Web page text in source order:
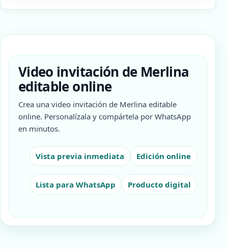
Video invitación de Merlina
editable online
Crea una video invitación de Merlina editable
online. Personalízala y compártela por WhatsApp
en minutos.
Vista previa inmediata Edición online
Lista para WhatsApp Producto digital